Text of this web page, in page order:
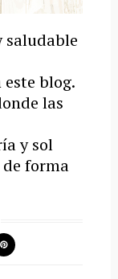
blog.
las
y sol
forma